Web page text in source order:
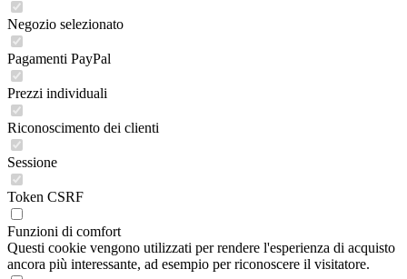
Negozio selezionato
Pagamenti PayPal
Prezzi individuali
Riconoscimento dei clienti
Sessione
Token CSRF
Funzioni di comfort
Questi cookie vengono utilizzati per rendere l'esperienza di acquisto
ancora più interessante, ad esempio per riconoscere il visitatore.